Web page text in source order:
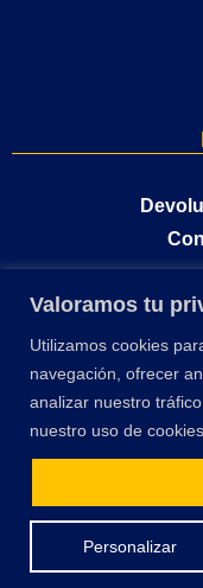
Valoramos tu
Utilizamos cookies
navegación, ofrecer
analizar nuestro
nuestro uso de cookies.
Personalizar